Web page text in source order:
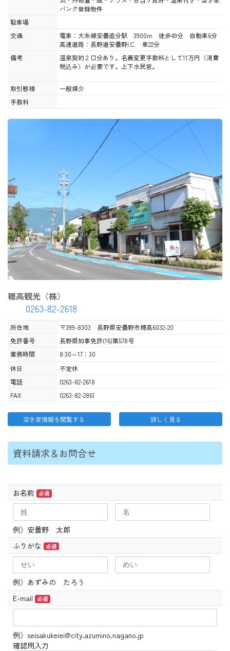
バンク登録物件
駐車場
交通
電車：大糸線安曇追分駅 3900m 徒歩49分 自動車6分
高速道路：長野道安曇野I.C. 車22分
備考
温泉契約２口分あり。名義変更手数料として11万円（消費
税込み）が必要です。上下水民営。
取引態様
一般媒介
手数料
穂高観光（株）
0263-82-2618
所在地
〒399-8303 長野県安曇野市穂高6032-20
免許番号
長野県知事免許(16)第578号
業務時間
8:30～17：30
休日
不定休
電話
0263-82-2618
FAX
0263-82-2861
空き家情報を閲覧する 詳しく見る
資料請求＆お問合せ
お名前 必須
例）安曇野 太郎
ふりがな
必須
例）あずみの たろう
E-mail
必須
例）seisakukeiei@city.azumino.nagano.jp
確認用入力